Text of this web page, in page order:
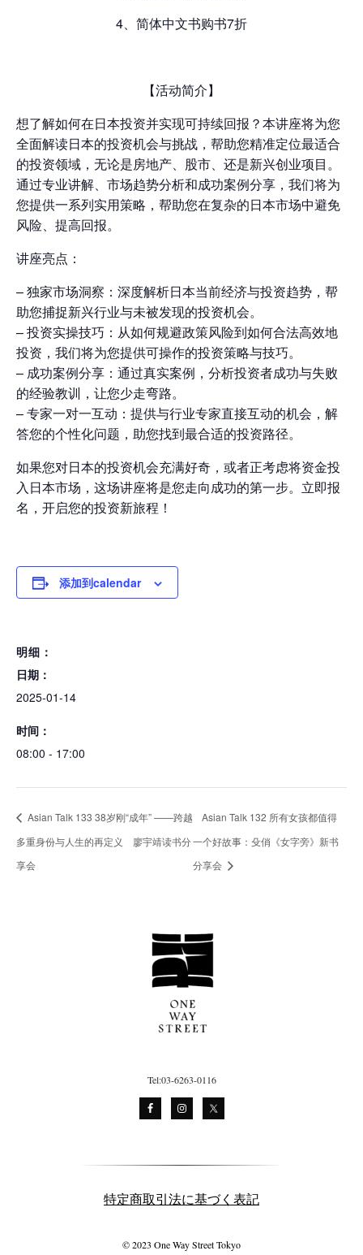
4、简体中文书购书7折
【活动简介】
想了解如何在日本投资并实现可持续回报？本讲座将为您
全面解读日本的投资机会与挑战，帮助您精准定位最适合
的投资领域，无论是房地产、股市、还是新兴创业项目。
通过专业讲解、市场趋势分析和成功案例分享，我们将为
您提供一系列实用策略，帮助您在复杂的日本市场中避免
风险、提高回报。
讲座亮点：
– 独家市场洞察：深度解析日本当前经济与投资趋势，帮
助您捕捉新兴行业与未被发现的投资机会。
– 投资实操技巧：从如何规避政策风险到如何合法高效地
投资，我们将为您提供可操作的投资策略与技巧。
– 成功案例分享：通过真实案例，分析投资者成功与失败
的经验教训，让您少走弯路。
– 专家一对一互动：提供与行业专家直接互动的机会，解
答您的个性化问题，助您找到最合适的投资路径。
如果您对日本的投资机会充满好奇，或者正考虑将资金投
入日本市场，这场讲座将是您走向成功的第一步。立即报
名，开启您的投资新旅程！
添加到calendar
明细：
日期：
2025-01-14
时间：
08:00 - 17:00
Asian Talk 133 38岁刚“成年” ——跨越
多重身份与人生的再定义 廖宇靖读书分
享会
Asian Talk 132 所有女孩都值得
一个好故事：殳俏《女字旁》新书
分享会
Tel:03-6263-0116
特定商取引法に基づく表記
© 2023 One Way Street Tokyo